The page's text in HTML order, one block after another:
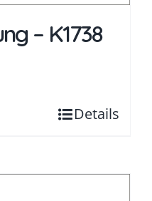
– K1738
Details